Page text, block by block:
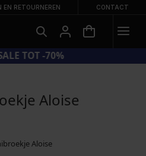
EN RETOURNEREN CONTACT
TOT -70%
Aloise